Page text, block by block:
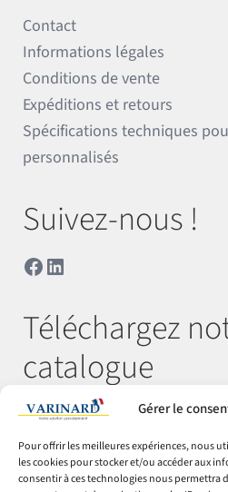
Gérer le
Pour offrir les meilleures expériences, nous
les cookies pour stocker et/ou accéder aux
consentir à ces technologies nous permettra
Contact
Informations légales
Conditions de vente
Expéditions et retours
Spécifications techniques
personnalisés
Suivez-nous !
Facebook
LinkedIn
Téléchargez
catalogue